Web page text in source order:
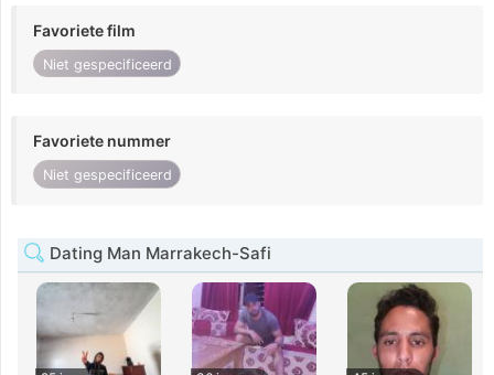
Favoriete film
Niet gespecificeerd
Favoriete nummer
Niet gespecificeerd
Dating Man Marrakech-Safi